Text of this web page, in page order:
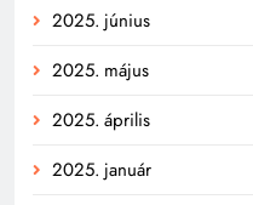
2025. június
2025. május
2025. április
2025. január